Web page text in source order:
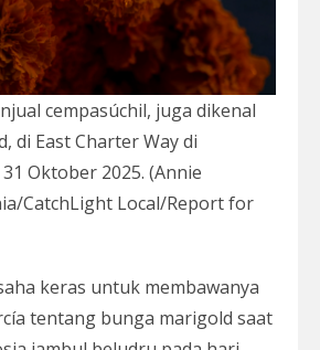
cempasúchil, juga dikenal
di East Charter Way di
Oktober 2025. (Annie
CatchLight Local/Report for
keras untuk membawanya
tentang bunga marigold saat